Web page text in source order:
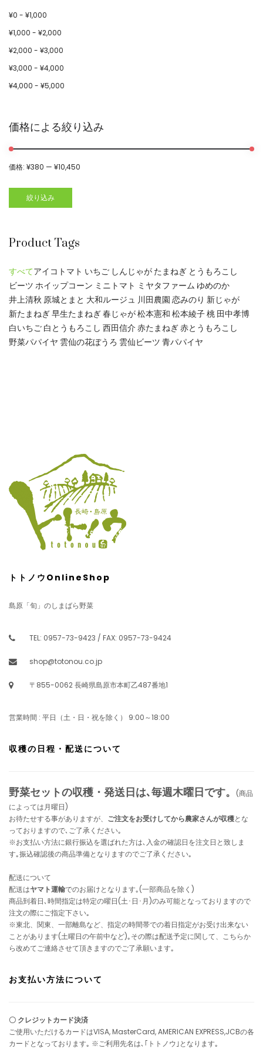
¥0 - ¥1,000
¥1,000 - ¥2,000
¥2,000 - ¥3,000
¥3,000 - ¥4,000
¥4,000 - ¥5,000
価格による絞り込み
絞り込み
価格: ¥380 — ¥10,450
Product Tags
すべてアイコトマト いちご しんじゃが たまねぎ とうもろこし
ビーツ ホイップコーン ミニトマト ミヤタファーム ゆめのか
井上清秋原城とまと 大和ルージュ 川田農園 恋みのり 新じゃが
新たまねぎ早生たまねぎ春じゃが松本憲和 松本綾子桃 田中孝博
白いちご 白とうもろこし 西田信介 赤たまねぎ赤とうもろこし
野菜パパイヤ 雲仙の花ぼうろ 雲仙ビーツ 青パパイヤ
トトノウOnlineShop
島原「旬」のしまばら野菜
TEL: 0957-73-9423 / FAX: 0957-73-9424
shop@totonou.co.jp
〒855-0062 長崎県島原市本町乙487番地1
営業時間 : 平日（土・日・祝を除く） 9:00～18:00
収穫の日程・配送について
野菜セットの収穫・発送日は､毎週木曜日です。
(商品
によっては月曜日)
お待たせする事がありますが、 ご注文をお受けしてから農家さんが収穫とな
っておりますので､ご了承ください｡
※お支払い方法に銀行振込を選ばれた方は､入金の確認日を注文日と致しま
す｡振込確認後の商品準備となりますのでご了承ください｡
配送について
配送はヤマト運輸でのお届けとなります｡(一部商品を除く)
商品到着日､時間指定は特定の曜日(土･日･月)のみ可能となっておりますので
注文の際にご指定下さい｡
※東北、関東、一部離島など、指定の時間帯での着日指定がお受け出来ない
ことがあります(土曜日の午前中など)｡その際は配送予定に関して、こちらか
ら改めてご連絡させて頂きますのでご了承願います｡
お支払い方法について
〇 クレジットカード決済
ご使用いただけるカードはVISA, MasterCard, AMERICAN EXPRESS,JCBの各
カードとなっております｡ ※ご利用先名は､｢トトノウ｣となります｡